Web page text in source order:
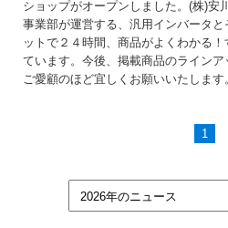
ショップがオープンしました。(株)安
事業部が運営する、汎用インバータ
ットで２４時間、商品がよくわかる
ています。今後、掲載商品のラインア
ご愛顧のほど宜しくお願いいたします
1